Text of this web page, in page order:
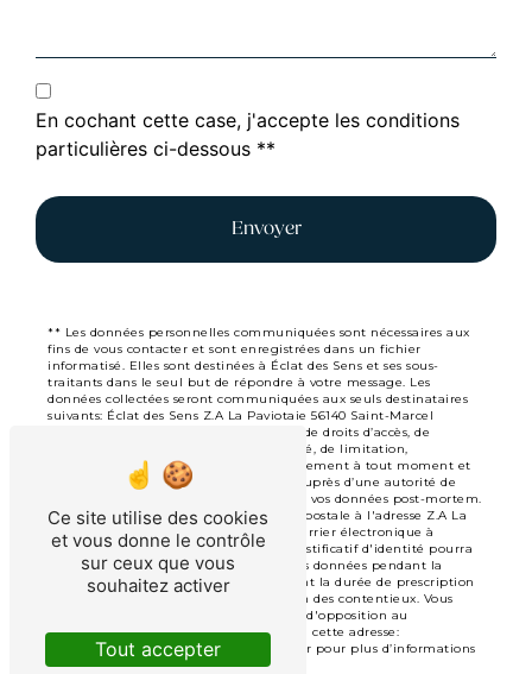
En cochant cette case, j'accepte les conditions
particulières ci-dessous **
Envoyer
** Les données personnelles communiquées sont nécessaires aux
fins de vous contacter et sont enregistrées dans un fichier
informatisé. Elles sont destinées à Éclat des Sens et ses sous-
traitants dans le seul but de répondre à votre message. Les
données collectées seront communiquées aux seuls destinataires
suivants: Éclat des Sens Z.A La Paviotaie 56140 Saint-Marcel
eclatdessens@hotmail.fr. Vous disposez de droits d’accès, de
rectification, d’effacement, de portabilité, de limitation,
d’opposition, de retrait de votre consentement à tout moment et
du droit d’introduire une réclamation auprès d’une autorité de
contrôle, ainsi que d’organiser le sort de vos données post-mortem.
Vous pouvez exercer ces droits par voie postale à l'adresse Z.A La
Paviotaie 56140 Saint-Marcel ou par courrier électronique à
l'adresse eclatdessens@hotmail.fr. Un justificatif d'identité pourra
vous être demandé. Nous conservons vos données pendant la
période de prise de contact puis pendant la durée de prescription
légale aux fins probatoires et de gestion des contentieux. Vous
avez le droit de vous inscrire sur la liste d'opposition au
démarchage téléphonique, disponible à cette adresse:
Bloctel.gouv.fr. Consultez le site cnil.fr pour plus d’informations
sur vos droits.
Ce site utilise des cookies
et vous donne le contrôle
sur ceux que vous
souhaitez activer
Tout accepter